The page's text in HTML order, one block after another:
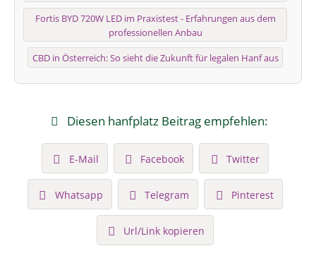
Fortis BYD 720W LED im Praxistest - Erfahrungen aus dem
professionellen Anbau
CBD in Österreich: So sieht die Zukunft für legalen Hanf aus
Diesen hanfplatz Beitrag empfehlen:
E-Mail Facebook Twitter
Whatsapp Telegram Pinterest
Url/Link kopieren